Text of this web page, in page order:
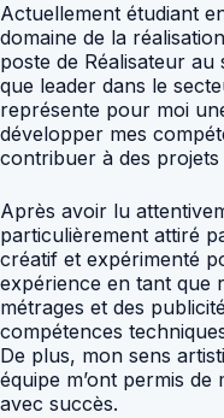
Actuellement étudiant
domaine de la
poste de Réalisateur
que leader dans le
représente pour moi
développer mes
contribuer à des projets
Après avoir lu
particulièrement attiré
créatif et expérimenté
expérience en tant que
métrages et des
compétences
De plus, mon sens
équipe m’ont permis
avec succès.